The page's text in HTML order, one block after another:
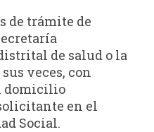
de trámite de
de salud o la
veces, con
domicilio
en el
Social.